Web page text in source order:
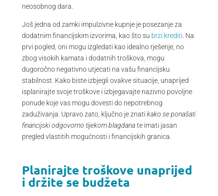
neosobnog dara.
Još jedna od zamki impulzivne kupnje je posezanje za
dodatnim financijskim izvorima, kao što su brzi krediti . Na
prvi pogled, oni mogu izgledati kao idealno rješenje, no
zbog visokih kamata i dodatnih troškova, mogu
dugoročno negativno utjecati na vašu financijsku
stabilnost. Kako biste izbjegli ovakve situacije, unaprijed
isplanirajte svoje troškove i izbjegavajte nazivno povoljne
ponude koje vas mogu dovesti do nepotrebnog
zaduživanja. Upravo zato, ključno je znati kako se ponašati
financijski odgovorno tijekom blagdanate imati jasan
pregled vlastitih mogućnosti i financijskih granica.
Planirajte troškove unaprijed
i držite se budžeta